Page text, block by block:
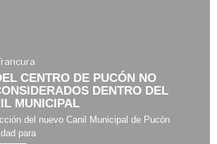
CENTRO DE PUCÓN NO
DENTRO DEL
MUNICIPAL
del nuevo Canil Municipal de Pucón
para